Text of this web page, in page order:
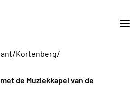
/Kortenberg/
de Muziekkapel van de